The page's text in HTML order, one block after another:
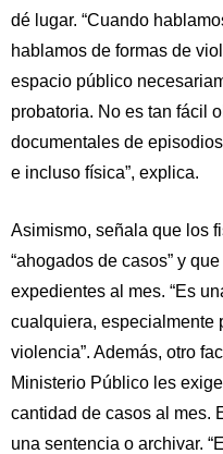
dé lugar. “Cuando
hablamos de formas de
espacio público
probatoria. No es tan fácil
documentales de
e incluso física”, explica.
Asimismo, señala que los
“ahogados de casos” y
expedientes al mes. “Es
cualquiera, especialmente
violencia”. Además, otro
Ministerio Público les
cantidad de casos al mes.
una sentencia o archivar.